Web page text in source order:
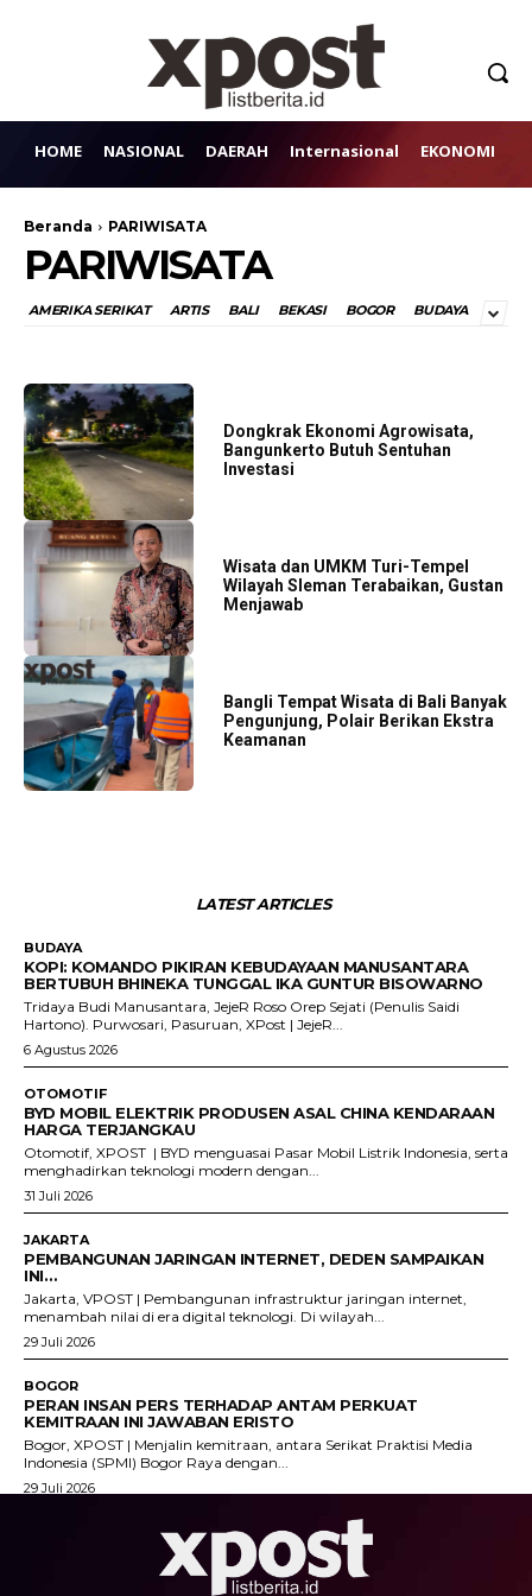
HOME NASIONAL DAERAH Internasional EKONOMI
Beranda PARIWISATA
PARIWISATA
AMERIKA SERIKAT ARTIS BALI BEKASI BOGOR BUDAYA
Dongkrak Ekonomi Agrowisata,
Bangunkerto Butuh Sentuhan
Investasi
Wisata dan UMKM Turi-Tempel
Wilayah Sleman Terabaikan, Gustan
Menjawab
Bangli Tempat Wisata di Bali Banyak
Pengunjung, Polair Berikan Ekstra
Keamanan
LATEST ARTICLES
BUDAYA
KOPI: KOMANDO PIKIRAN KEBUDAYAAN MANUSANTARA
BERTUBUH BHINEKA TUNGGAL IKA GUNTUR BISOWARNO
Tridaya Budi Manusantara, JejeR Roso Orep Sejati (Penulis Saidi
Hartono). Purwosari, Pasuruan, XPost | JejeR...
6 Agustus 2026
OTOMOTIF
BYD MOBIL ELEKTRIK PRODUSEN ASAL CHINA KENDARAAN
HARGA TERJANGKAU
Otomotif, XPOST | BYD menguasai Pasar Mobil Listrik Indonesia, serta
menghadirkan teknologi modern dengan...
31 Juli 2026
JAKARTA
PEMBANGUNAN JARINGAN INTERNET, DEDEN SAMPAIKAN
INI…
Jakarta, VPOST | Pembangunan infrastruktur jaringan internet,
menambah nilai di era digital teknologi. Di wilayah...
29 Juli 2026
BOGOR
PERAN INSAN PERS TERHADAP ANTAM PERKUAT
KEMITRAAN INI JAWABAN ERISTO
Bogor, XPOST | Menjalin kemitraan, antara Serikat Praktisi Media
Indonesia (SPMI) Bogor Raya dengan...
29 Juli 2026